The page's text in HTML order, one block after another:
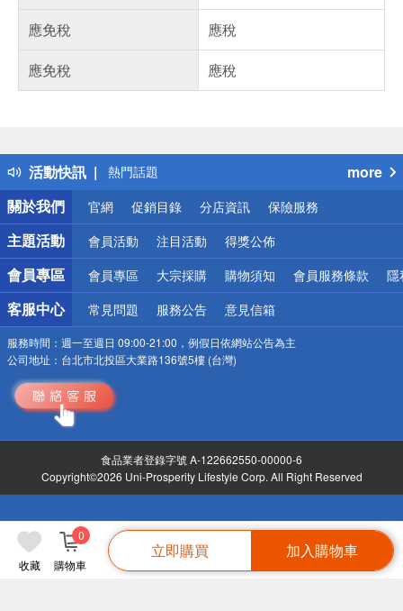
收藏 購物車
0
立即購買 加入購物車
應免稅
應稅
應免稅
應稅
活動快訊
得獎公告
熱門話題
銀行優惠
偏遠地區配送
詐騙網頁！請小心！
more
關於我們
官網 促銷目錄 分店資訊 保險服務
主題活動 會員活動 注目活動 得獎公佈
會員專區 會員專區 大宗採購 購物須知 會員服務條款 隱
客服中心 常見問題 服務公告 意見信箱
服務時間： 週一至週日 09:00-21:00，例假日依網站公告為主
公司地址： 台北市北投區大業路136號5樓 (台灣)
食品業者登錄字號 A-122662550-00000-6
Copyright©2026 Uni-Prosperity Lifestyle Corp. All Right Reserved